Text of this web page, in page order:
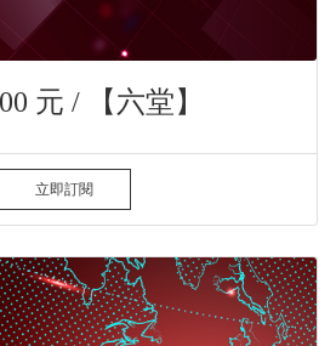
元 / 【六堂】
立即訂閱